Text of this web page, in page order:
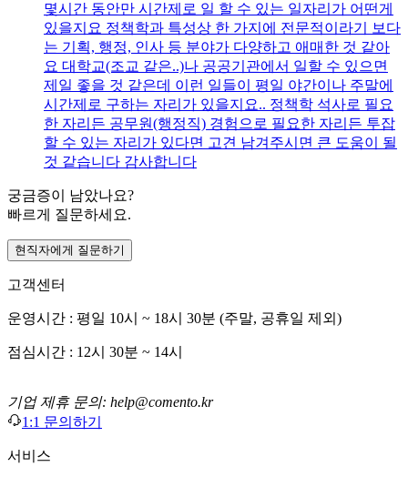
몇시간 동안만 시간제로 일 할 수 있는 일자리가 어떤게
있을지요 정책학과 특성상 한 가지에 전문적이라기 보다
는 기획, 행정, 인사 등 분야가 다양하고 애매한 것 같아
요 대학교(조교 같은..)나 공공기관에서 일할 수 있으면
제일 좋을 것 같은데 이런 일들이 평일 야간이나 주말에
시간제로 구하는 자리가 있을지요.. 정책학 석사로 필요
한 자리든 공무원(행정직) 경험으로 필요한 자리든 투잡
할 수 있는 자리가 있다면 고견 남겨주시면 큰 도움이 될
것 같습니다 감사합니다
궁금증이 남았나요?
빠르게 질문하세요.
현직자에게 질문하기
고객센터
운영시간 : 평일 10시 ~ 18시 30분 (주말, 공휴일 제외)
점심시간 : 12시 30분 ~ 14시
기업 제휴 문의: help@comento.kr
1:1 문의하기
서비스